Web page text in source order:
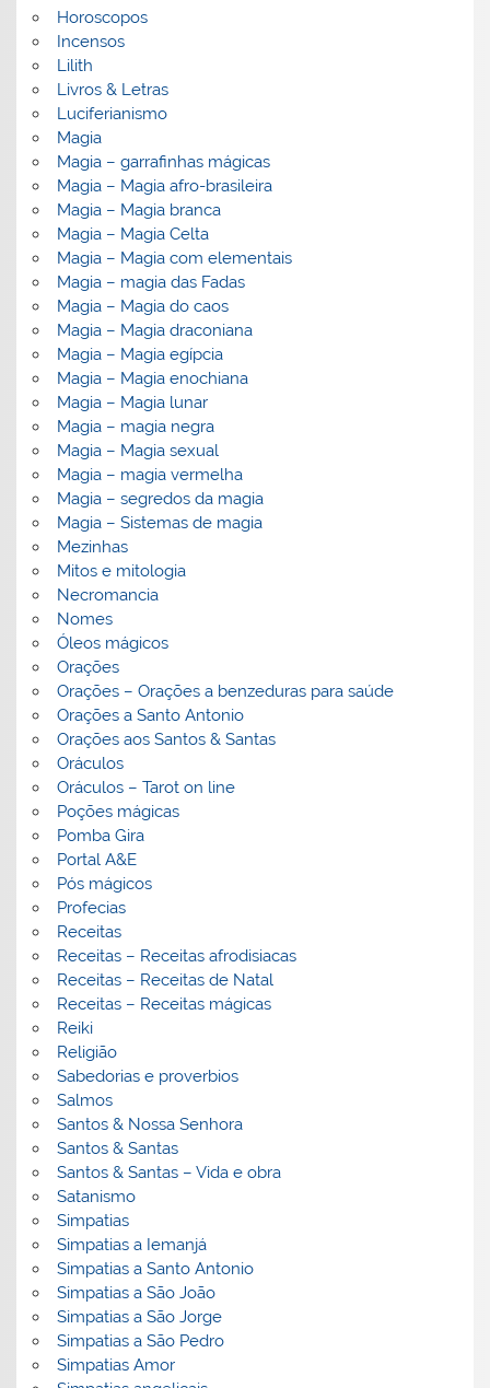
Horoscopos
Incensos
Lilith
Livros & Letras
Luciferianismo
Magia
Magia – garrafinhas mágicas
Magia – Magia afro-brasileira
Magia – Magia branca
Magia – Magia Celta
Magia – Magia com elementais
Magia – magia das Fadas
Magia – Magia do caos
Magia – Magia draconiana
Magia – Magia egípcia
Magia – Magia enochiana
Magia – Magia lunar
Magia – magia negra
Magia – Magia sexual
Magia – magia vermelha
Magia – segredos da magia
Magia – Sistemas de magia
Mezinhas
Mitos e mitologia
Necromancia
Nomes
Óleos mágicos
Orações
Orações – Orações a benzeduras para saúde
Orações a Santo Antonio
Orações aos Santos & Santas
Oráculos
Oráculos – Tarot on line
Poções mágicas
Pomba Gira
Portal A&E
Pós mágicos
Profecias
Receitas
Receitas – Receitas afrodisiacas
Receitas – Receitas de Natal
Receitas – Receitas mágicas
Reiki
Religião
Sabedorias e proverbios
Salmos
Santos & Nossa Senhora
Santos & Santas
Santos & Santas – Vida e obra
Satanismo
Simpatias
Simpatias a Iemanjá
Simpatias a Santo Antonio
Simpatias a São João
Simpatias a São Jorge
Simpatias a São Pedro
Simpatias Amor